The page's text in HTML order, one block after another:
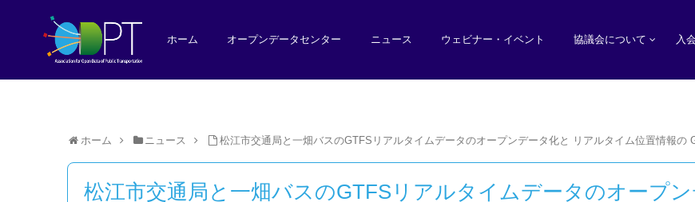
ホーム オープンデータセンター ニュース ウェビナー・イベント 協議会について 入
ホーム ニュース 松江市交通局と一畑バスのGTFSリアルタイムデータのオープンデータ化と リアルタイム位置情報の
松江市交通局と一畑バスのGTFSリアルタイムデータのオープ